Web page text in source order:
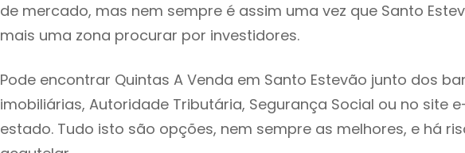
de mercado, mas nem sempre é assim uma vez que Santo
mais uma zona procurar por investidores.
Pode encontrar Quintas A Venda em Santo Estevão junto dos
imobiliárias, Autoridade Tributária, Segurança Social ou no site
estado. Tudo isto são opções, nem sempre as melhores, e há